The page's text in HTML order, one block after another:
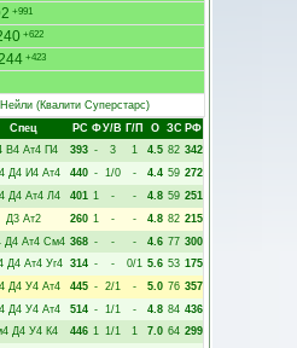
+991
+622
+423
(Квалити Суперстарс)
Спец
РC ФУ/В Г/П О ЗС РФ
В4 Ат4 П4 393 - 3 1 4.5 82 342
Д4 И4 Ат4 440 - 1/0 - 4.4 59 272
Д4 Ат4 Л4 401 1 - - 4.8 59 251
Д3 Ат2 260 1 - - 4.8 82 215
Д4 Ат4 См4 368 - - - 4.6 77 300
Д4 Ат4 Уг4 314 - - 0/1 5.6 53 175
Д4 У4 Ат4 445 - 2/1 - 5.0 76 357
Д4 У4 Ат4 514 - 1/1 - 4.8 84 436
Д4 У4 К4 446 1 1/1 1 7.0 64 299